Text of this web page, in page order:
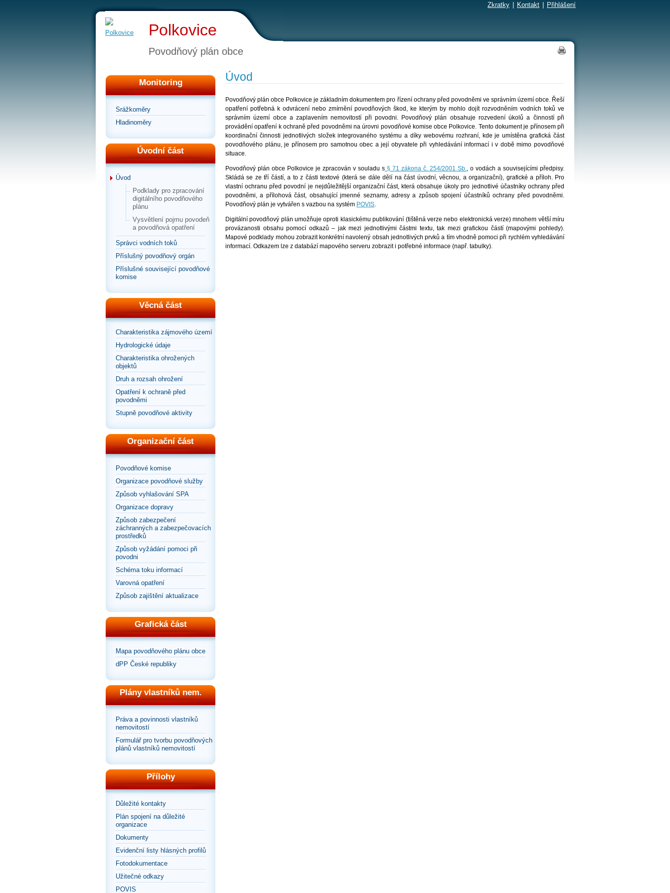
Zkratky Kontakt Přihlášení
Polkovice
Povodňový plán obce
Monitoring
Srážkoměry
Hladinoměry
Úvodní část
Úvod
Podklady pro zpracování
digitálního povodňového
plánu
Vysvětlení pojmu povodeň
a povodňová opatření
Správci vodních toků
Příslušný povodňový orgán
Příslušné související povodňové
komise
Věcná část
Charakteristika zájmového území
Hydrologické údaje
Charakteristika ohrožených
objektů
Druh a rozsah ohrožení
Opatření k ochraně před
povodněmi
Stupně povodňové aktivity
Organizační část
Povodňové komise
Organizace povodňové služby
Způsob vyhlašování SPA
Organizace dopravy
Způsob zabezpečení
záchranných a zabezpečovacích
prostředků
Způsob vyžádání pomoci při
povodni
Schéma toku informací
Varovná opatření
Způsob zajištění aktualizace
Grafická část
Mapa povodňového plánu obce
dPP České republiky
Plány vlastníků nem.
Práva a povinnosti vlastníků
nemovitostí
Formulář pro tvorbu povodňových
plánů vlastníků nemovitostí
Přílohy
Důležité kontakty
Plán spojení na důležité
organizace
Dokumenty
Evidenční listy hlásných profilů
Fotodokumentace
Užitečné odkazy
POVIS
Úvod
Povodňový plán obce Polkovice je základním dokumentem pro řízení ochrany před povodněmi ve správním území obce. Řeší
opatření potřebná k odvrácení nebo zmírnění povodňových škod, ke kterým by mohlo dojít rozvodněním vodních toků ve
správním území obce a zaplavením nemovitostí při povodni. Povodňový plán obsahuje rozvedení úkolů a činností při
provádění opatření k ochraně před povodněmi na úrovni povodňové komise obce Polkovice. Tento dokument je přínosem při
koordinační činnosti jednotlivých složek integrovaného systému a díky webovému rozhraní, kde je umístěna grafická část
povodňového plánu, je přínosem pro samotnou obec a její obyvatele při vyhledávání informací i v době mimo povodňové
situace.
Povodňový plán obce Polkovice je zpracován v souladu s § 71 zákona č. 254/2001 Sb., o vodách a souvisejícími předpisy.
Skládá se ze tří částí, a to z části textové (která se dále dělí na část úvodní, věcnou, a organizační), grafické a příloh. Pro
vlastní ochranu před povodní je nejdůležitější organizační část, která obsahuje úkoly pro jednotlivé účastníky ochrany před
povodněmi, a přílohová část, obsahující jmenné seznamy, adresy a způsob spojení účastníků ochrany před povodněmi.
Povodňový plán je vytvářen s vazbou na systém POVIS.
Digitální povodňový plán umožňuje oproti klasickému publikování (tištěná verze nebo elektronická verze) mnohem větší míru
provázanosti obsahu pomocí odkazů – jak mezi jednotlivými částmi textu, tak mezi grafickou částí (mapovými pohledy).
Mapové podklady mohou zobrazit konkrétní navolený obsah jednotlivých prvků a tím vhodně pomoci při rychlém vyhledávání
informací. Odkazem lze z databází mapového serveru zobrazit i potřebné informace (např. tabulky).